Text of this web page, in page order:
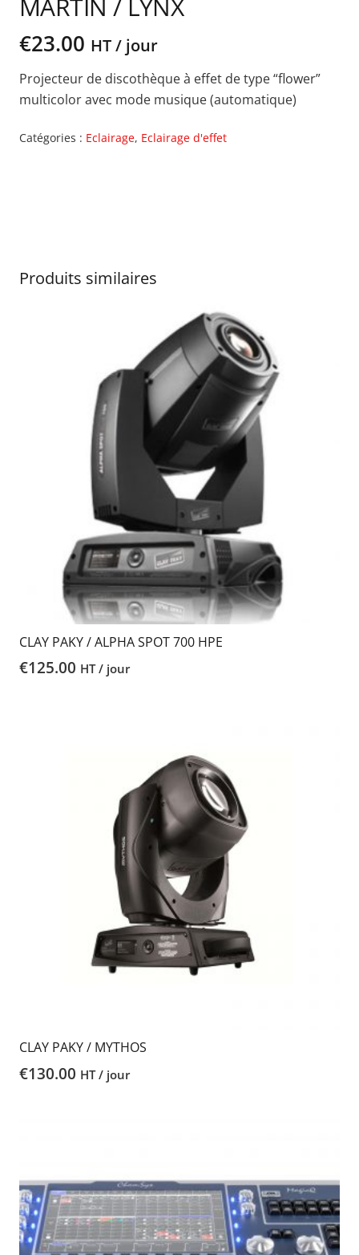
€23.00 HT / jour
Projecteur de discothèque à effet de type “flower”
multicolor avec mode musique (automatique)
Catégories : Eclairage, Eclairage d'effet
Produits similaires
CLAY PAKY / ALPHA SPOT 700 HPE
€125.00 HT / jour
CLAY PAKY / MYTHOS
€130.00 HT / jour